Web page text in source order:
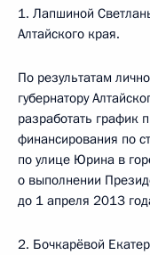
1. Лапшиной
Алтайского края.
По результатам
губернатору
разработать график
финансирования по
по улице Юрина в
о выполнении
до 1 апреля 2013
2. Бочкарёвой